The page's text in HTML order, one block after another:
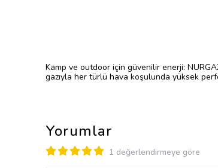
Kamp ve outdoor için güvenilir enerji:
gazıyla her türlü hava koşulunda yüksek
Yorumlar
1 değerlendirmeye göre